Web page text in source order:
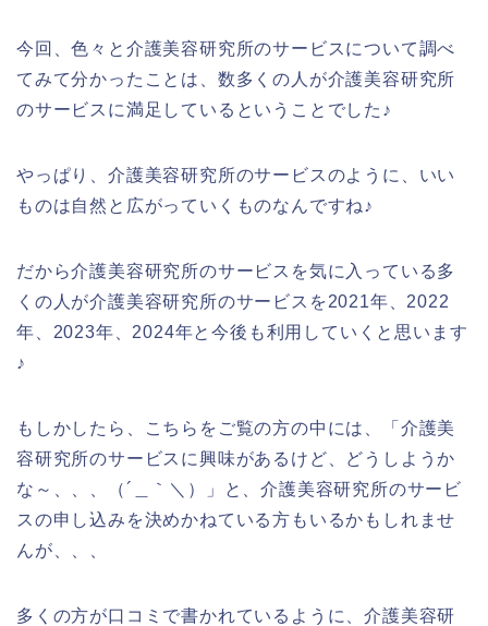
今回、色々と介護美容研究所のサービスについて調べ
てみて分かったことは、数多くの人が介護美容研究所
のサービスに満足しているということでした♪
やっぱり、介護美容研究所のサービスのように、いい
ものは自然と広がっていくものなんですね♪
だから介護美容研究所のサービスを気に入っている多
くの人が介護美容研究所のサービスを2021年、2022
年、2023年、2024年と今後も利用していくと思います
♪
もしかしたら、こちらをご覧の方の中には、「介護美
容研究所のサービスに興味があるけど、どうしようか
な～、、、（´＿｀＼）」と、介護美容研究所のサービ
スの申し込みを決めかねている方もいるかもしれませ
んが、、、
多くの方が口コミで書かれているように、介護美容研